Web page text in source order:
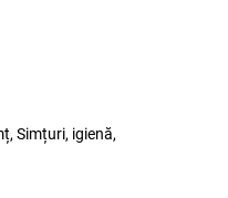
Simțuri, igienă,